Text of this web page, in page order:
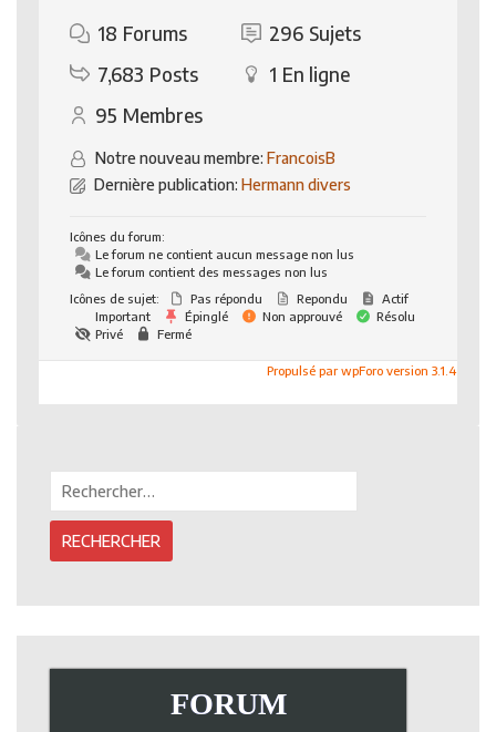
18 Forums 296 Sujets
7,683 Posts 1 En ligne
95 Membres
Notre nouveau membre: FrancoisB
Dernière publication: Hermann divers
Icônes du forum:
Le forum ne contient aucun message non lus
Le forum contient des messages non lus
Icônes de sujet:
Pas répondu Repondu
Actif
Important
Épinglé Non approuvé
Résolu
Privé
Fermé
Propulsé par wpForo version 3.1.4
FORUM